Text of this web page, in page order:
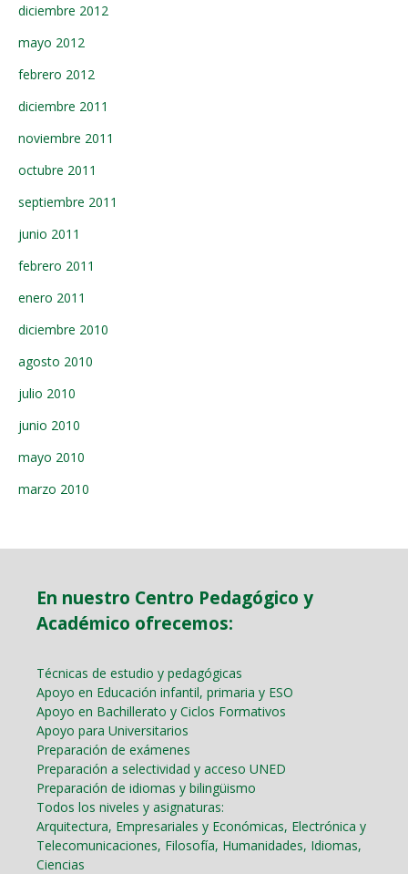
diciembre 2012
mayo 2012
febrero 2012
diciembre 2011
noviembre 2011
octubre 2011
septiembre 2011
junio 2011
febrero 2011
enero 2011
diciembre 2010
agosto 2010
julio 2010
junio 2010
mayo 2010
marzo 2010
En nuestro Centro Pedagógico y
Académico ofrecemos:
Técnicas de estudio y pedagógicas
Apoyo en Educación infantil, primaria y ESO
Apoyo en Bachillerato y Ciclos Formativos
Apoyo para Universitarios
Preparación de exámenes
Preparación a selectividad y acceso UNED
Preparación de idiomas y bilingüismo
Todos los niveles y asignaturas:
Arquitectura, Empresariales y Económicas, Electrónica y
Telecomunicaciones, Filosofía, Humanidades, Idiomas,
Ciencias